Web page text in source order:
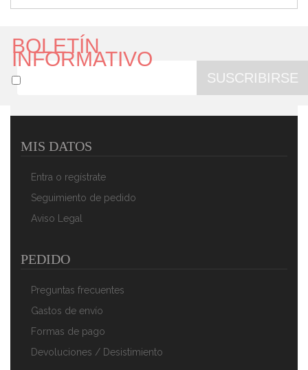
36,84 €
BOLETÍN
INFORMATIVO
SUSCRIBIRSE
MIS DATOS
Entra o regístrate
Seguimiento de pedido
Aviso Legal
PEDIDO
Preguntas frecuentes
Gastos de envío
Formas de pago
Devoluciones / Desistimiento